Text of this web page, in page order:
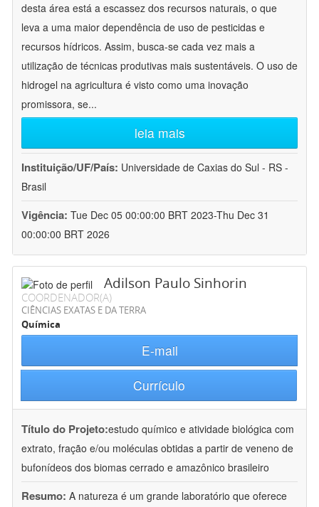
desta área está a escassez dos recursos naturais, o que
leva a uma maior dependência de uso de pesticidas e
recursos hídricos. Assim, busca-se cada vez mais a
utilização de técnicas produtivas mais sustentáveis. O uso de
hidrogel na agricultura é visto como uma inovação
promissora, se...
leia mais
Instituição/UF/País: Universidade de Caxias do Sul - RS -
Brasil
Vigência: Tue Dec 05 00:00:00 BRT 2023-Thu Dec 31
00:00:00 BRT 2026
Adilson Paulo Sinhorin
COORDENADOR(A)
CIÊNCIAS EXATAS E DA TERRA
Química
E-mail
Currículo
Título do Projeto:estudo químico e atividade biológica com
extrato, fração e/ou moléculas obtidas a partir de veneno de
bufonídeos dos biomas cerrado e amazônico brasileiro
Resumo: A natureza é um grande laboratório que oferece